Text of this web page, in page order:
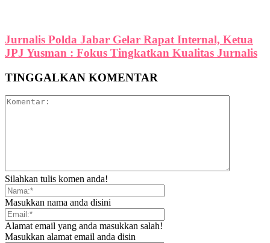
Jurnalis Polda Jabar Gelar Rapat Internal, Ketua
JPJ Yusman : Fokus Tingkatkan Kualitas Jurnalis
TINGGALKAN KOMENTAR
Silahkan tulis komen anda!
Masukkan nama anda disini
Alamat email yang anda masukkan salah!
Masukkan alamat email anda disin